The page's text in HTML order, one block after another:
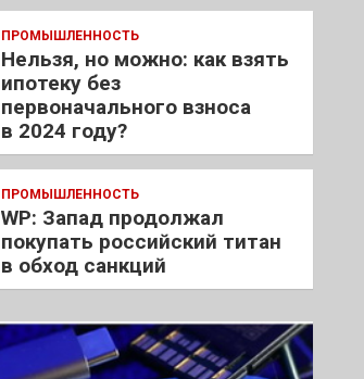
ПРОМЫШЛЕННОСТЬ
Нельзя, но можно: как взять
ипотеку без
первоначального взноса
в 2024 году?
ПРОМЫШЛЕННОСТЬ
WP: Запад продолжал
покупать российский титан
в обход санкций